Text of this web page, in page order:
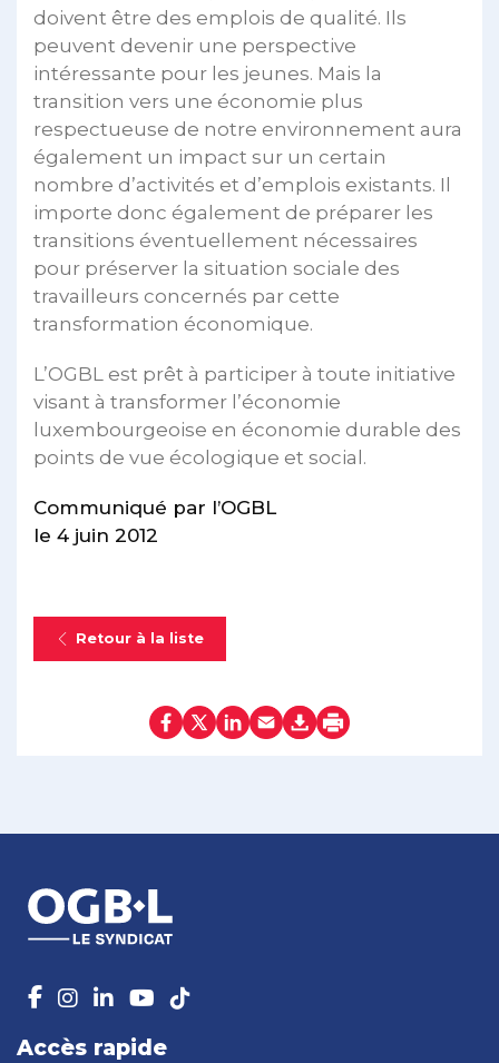
doivent être des emplois de qualité. Ils
peuvent devenir une perspective
intéressante pour les jeunes. Mais la
transition vers une économie plus
respectueuse de notre environnement aura
également un impact sur un certain
nombre d’activités et d’emplois existants. Il
importe donc également de préparer les
transitions éventuellement nécessaires
pour préserver la situation sociale des
travailleurs concernés par cette
transformation économique.
L’OGBL est prêt à participer à toute initiative
visant à transformer l’économie
luxembourgeoise en économie durable des
points de vue écologique et social.
Communiqué par l’OGBL
le 4 juin 2012
Retour à la liste
Accès rapide